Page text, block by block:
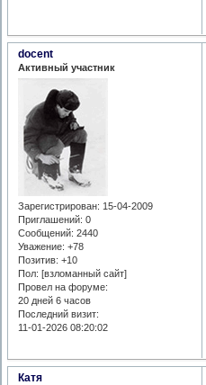
docent
Активный участник
Зарегистрирован: 15-04-2009
Приглашений: 0
Сообщений: 2440
Уважение: +78
Позитив: +10
Пол: [взломанный сайт]
Провел на форуме:
20 дней 6 часов
Последний визит:
11-01-2026 08:20:02
Катя